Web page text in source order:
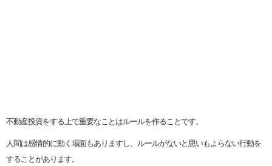
不動産投資をする上で重要なことはルールを作ることです。
人間は感情的に動く場面もありますし、ルールがないと思いもよらない行動を
することがあります。